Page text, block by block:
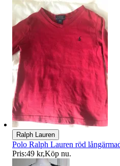
Ralph Lauren
Polo Ralph Lauren röd
Pris:49 kr,Köp nu.